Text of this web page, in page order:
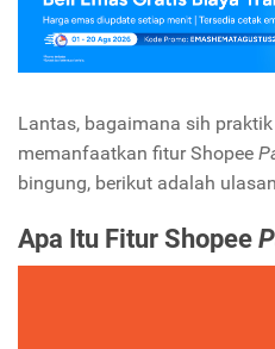
Lantas, bagaimana sih
memanfaatkan fitur Shopee
bingung, berikut adalah
Apa Itu Fitur Shopee